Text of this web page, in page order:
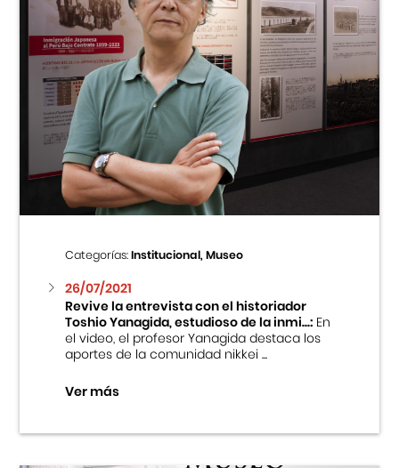
Categorías:Institucional, Museo
26/07/2021
Revive la entrevista con el historiador
Toshio Yanagida, estudioso de la inmi...:En
el video, el profesor Yanagida destaca los
aportes de la comunidad nikkei ...
Ver más